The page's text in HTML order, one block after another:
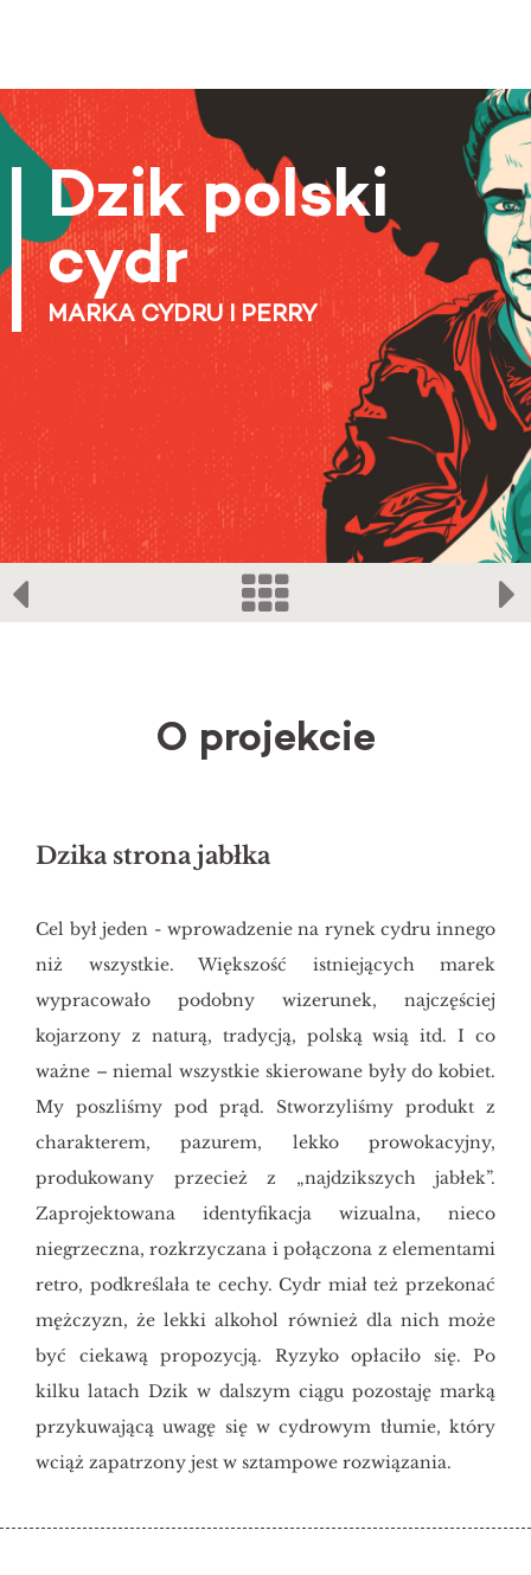
Dzik polski
cydr
MARKA CYDRU I PERRY
O projekcie
Dzika strona jabłka
Cel był jeden - wprowadzenie na rynek cydru innego
niż wszystkie. Większość istniejących marek
wypracowało podobny wizerunek, najczęściej
kojarzony z naturą, tradycją, polską wsią itd. I co
ważne – niemal wszystkie skierowane były do kobiet.
My poszliśmy pod prąd. Stworzyliśmy produkt z
charakterem, pazurem, lekko prowokacyjny,
produkowany przecież z „najdzikszych jabłek”.
Zaprojektowana identyfikacja wizualna, nieco
niegrzeczna, rozkrzyczana i połączona z elementami
retro, podkreślała te cechy. Cydr miał też przekonać
mężczyzn, że lekki alkohol również dla nich może
być ciekawą propozycją. Ryzyko opłaciło się. Po
kilku latach Dzik w dalszym ciągu pozostaję marką
przykuwającą uwagę się w cydrowym tłumie, który
wciąż zapatrzony jest w sztampowe rozwiązania.